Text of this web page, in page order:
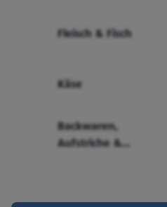
Fleisch & Fisch
Käse
Backwaren,
Aufstriche &